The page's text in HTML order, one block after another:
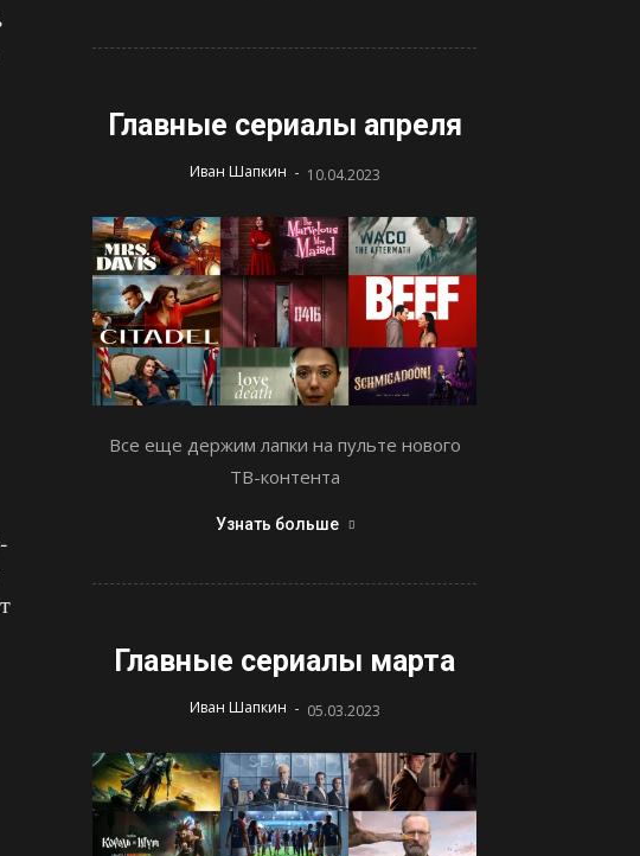
Главные сериалы апреля
Иван Шапкин - 10.04.2023
Все еще держим лапки на пульте нового
ТВ-контента
Узнать больше
Главные сериалы марта
Иван Шапкин - 05.03.2023